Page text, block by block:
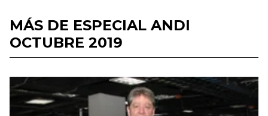
MÁS DE ESPECIAL ANDI
OCTUBRE 2019